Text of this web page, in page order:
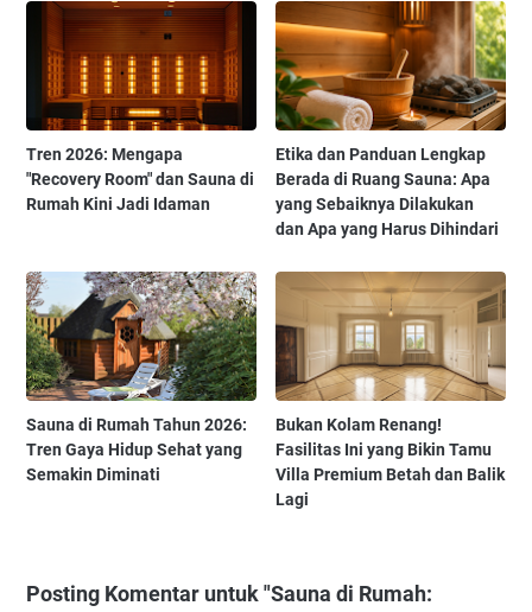
Tren 2026: Mengapa
"Recovery Room" dan Sauna di
Rumah Kini Jadi Idaman
Etika dan Panduan Lengkap
Berada di Ruang Sauna: Apa
yang Sebaiknya Dilakukan
dan Apa yang Harus Dihindari
Sauna di Rumah Tahun 2026:
Tren Gaya Hidup Sehat yang
Semakin Diminati
Bukan Kolam Renang!
Fasilitas Ini yang Bikin Tamu
Villa Premium Betah dan Balik
Lagi
Posting Komentar untuk "Sauna di Rumah: